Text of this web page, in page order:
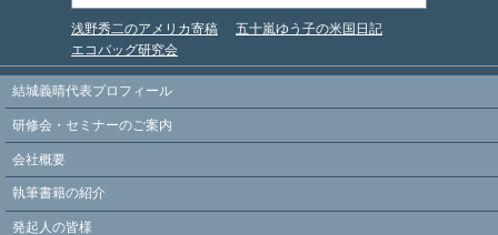
浅野秀二のアメリカ寄稿 五十嵐ゆう子の米国日記
エコバッグ研究会
結城義晴代表プロフィール
研修会・セミナーのご案内
会社概要
執筆書籍の紹介
発起人の皆様